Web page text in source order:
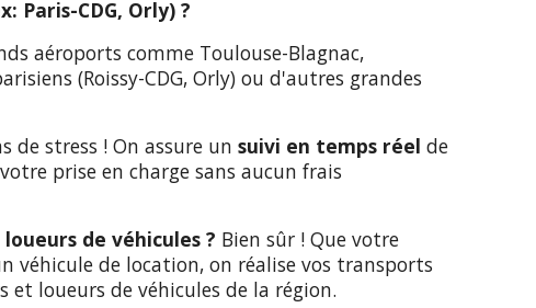
CDG, Orly) ?
aéroports comme Toulouse-Blagnac,
(Roissy-CDG, Orly) ou d'autres grandes
de stress ! On assure unsuivi en temps réel de
prise en charge sans aucun frais
de véhicules ? Bien sûr ! Que votre
véhicule de location, on réalise vos transports
loueurs de véhicules de la région.